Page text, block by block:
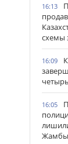
16:13
схемы
16:09
16:05